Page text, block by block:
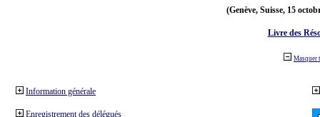
(Genève, Suisse, 15
Livre des
Masquer
Information générale
Enregistrement des délégués